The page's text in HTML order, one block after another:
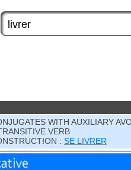
WITH AUXILIARY
VERB
: SE LIVRER